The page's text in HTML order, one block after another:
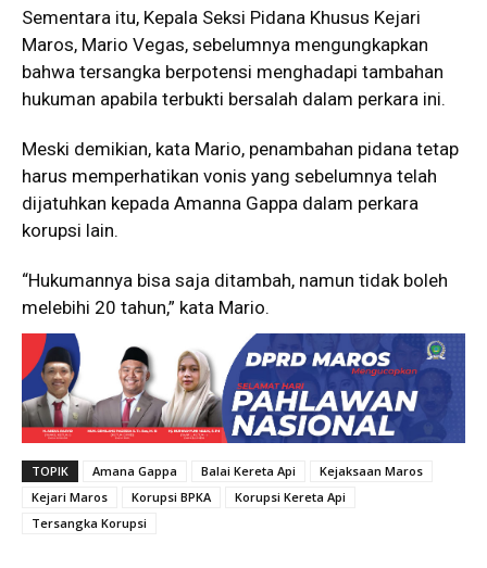
Sementara itu, Kepala Seksi Pidana Khusus Kejari
Maros, Mario Vegas, sebelumnya mengungkapkan
bahwa tersangka berpotensi menghadapi tambahan
hukuman apabila terbukti bersalah dalam perkara ini.
Meski demikian, kata Mario, penambahan pidana tetap
harus memperhatikan vonis yang sebelumnya telah
dijatuhkan kepada Amanna Gappa dalam perkara
korupsi lain.
“Hukumannya bisa saja ditambah, namun tidak boleh
melebihi 20 tahun,” kata Mario.
TOPIK Amana Gappa Balai Kereta Api
Kejaksaan Maros
Kejari Maros
Korupsi BPKA
Korupsi Kereta Api
Tersangka Korupsi